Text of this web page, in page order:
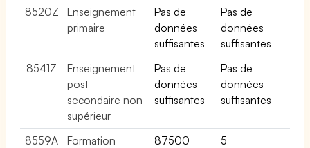
8520Z
Enseignement
primaire
Pas de
données
suffisantes
Pas de
données
suffisantes
8541Z
Enseignement
post-
secondaire non
supérieur
Pas de
données
suffisantes
Pas de
données
suffisantes
8559A
Formation
87500
5